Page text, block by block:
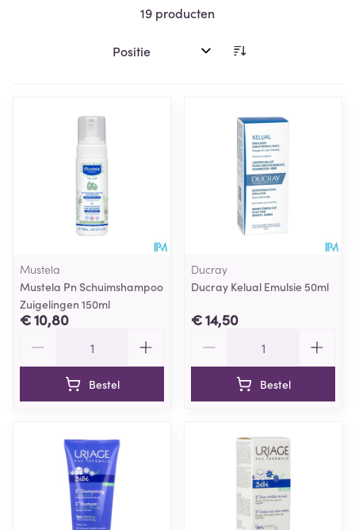
19 producten
Sorteer op:
Mustela
Mustela Pn Schuimshampoo
Zuigelingen 150ml
€ 10,80
Bestel
Ducray
Ducray Kelual Emulsie 50ml
€ 14,50
Bestel